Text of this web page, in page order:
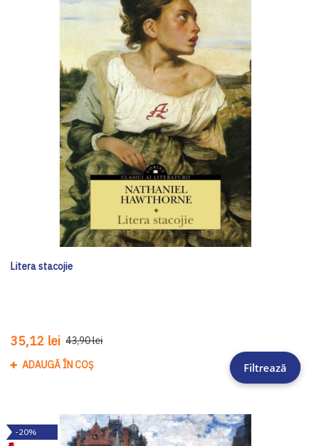
Litera stacojie
35,12 lei 43,90 lei
ADAUGĂ ÎN COȘ
-20%
Filtrează